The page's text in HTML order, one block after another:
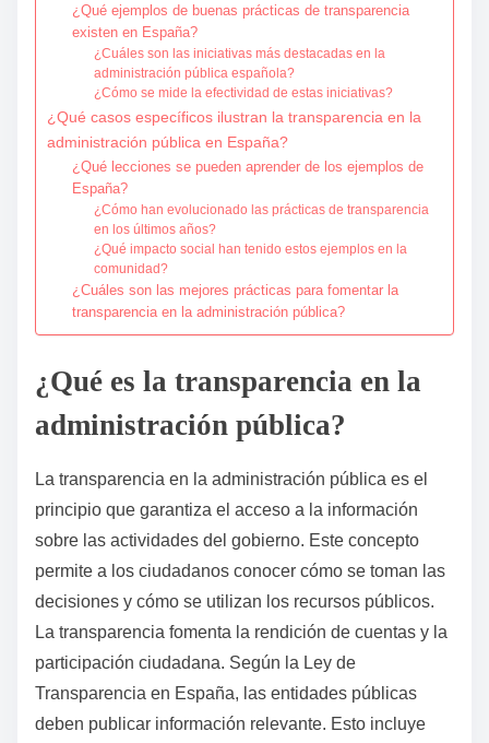
¿Qué ejemplos de buenas prácticas de transparencia
existen en España?
¿Cuáles son las iniciativas más destacadas en la
administración pública española?
¿Cómo se mide la efectividad de estas iniciativas?
¿Qué casos específicos ilustran la transparencia en la
administración pública en España?
¿Qué lecciones se pueden aprender de los ejemplos de
España?
¿Cómo han evolucionado las prácticas de transparencia
en los últimos años?
¿Qué impacto social han tenido estos ejemplos en la
comunidad?
¿Cuáles son las mejores prácticas para fomentar la
transparencia en la administración pública?
¿Qué es la transparencia en la
administración pública?
La transparencia en la administración pública es el
principio que garantiza el acceso a la información
sobre las actividades del gobierno. Este concepto
permite a los ciudadanos conocer cómo se toman las
decisiones y cómo se utilizan los recursos públicos.
La transparencia fomenta la rendición de cuentas y la
participación ciudadana. Según la Ley de
Transparencia en España, las entidades públicas
deben publicar información relevante. Esto incluye